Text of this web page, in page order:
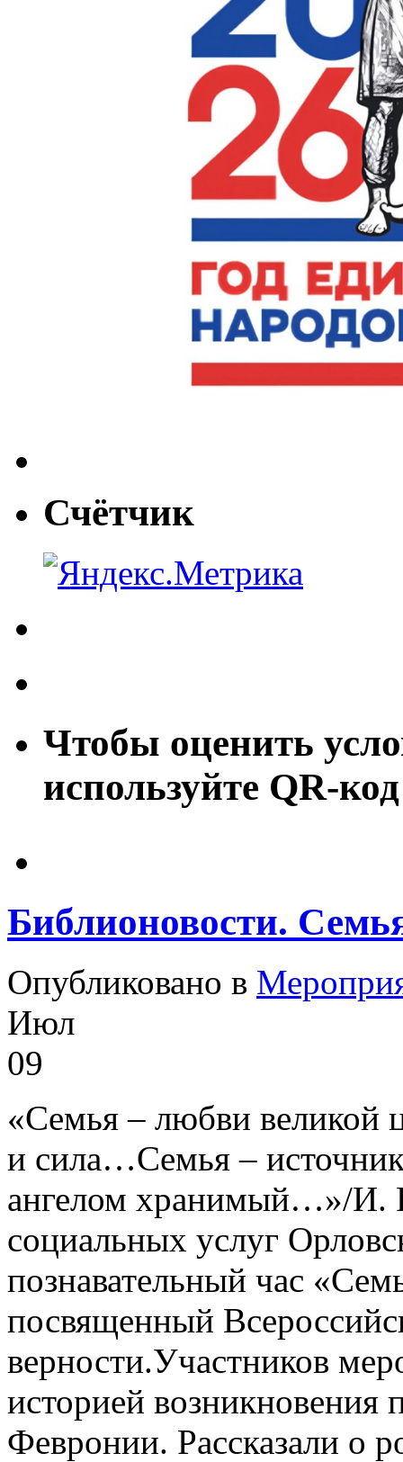
Счётчик
Чтобы оценить
используйте QR-код
Библионовости.
Опубликовано в
Июл
09
«Семья – любви великой
и сила…Семья –
ангелом хранимый…»/И.
социальных услуг
познавательный час
посвященный
верности.Участников
историей возникновения
Февронии. Рассказали о